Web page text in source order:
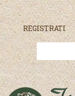
REGISTRATI